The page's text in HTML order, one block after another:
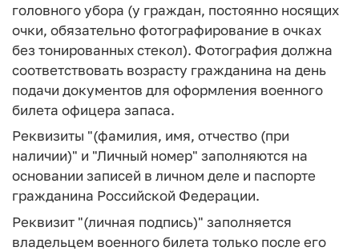
головного убора (у граждан, постоянно носящих
очки, обязательно фотографирование в очках
без тонированных стекол). Фотография должна
соответствовать возрасту гражданина на день
подачи документов для оформления военного
билета офицера запаса.
Реквизиты "(фамилия, имя, отчество (при
наличии)" и "Личный номер" заполняются на
основании записей в личном деле и паспорте
гражданина Российской Федерации.
Реквизит "(личная подпись)" заполняется
владельцем военного билета только после его